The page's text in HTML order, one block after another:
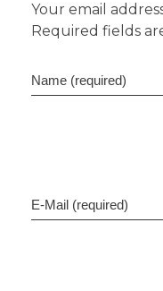
Your email
Required fields
Name (required)
E-Mail (required)